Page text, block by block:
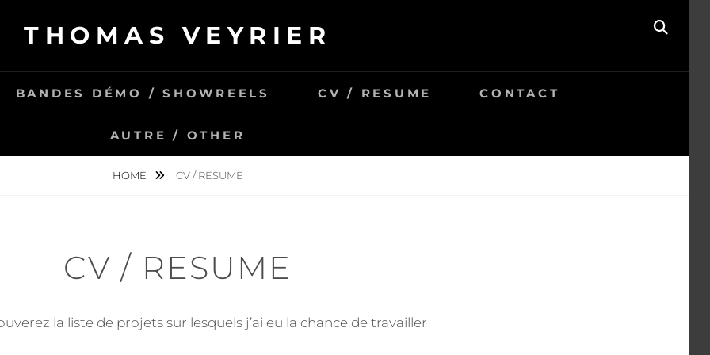
THOMAS VEYRIER
BANDES DÉMO / SHOWREELS CV / RESUME CONTACT
AUTRE / OTHER
HOME CV / RESUME
CV / RESUME
la liste de projets sur lesquels j’ai eu la chance de travailler